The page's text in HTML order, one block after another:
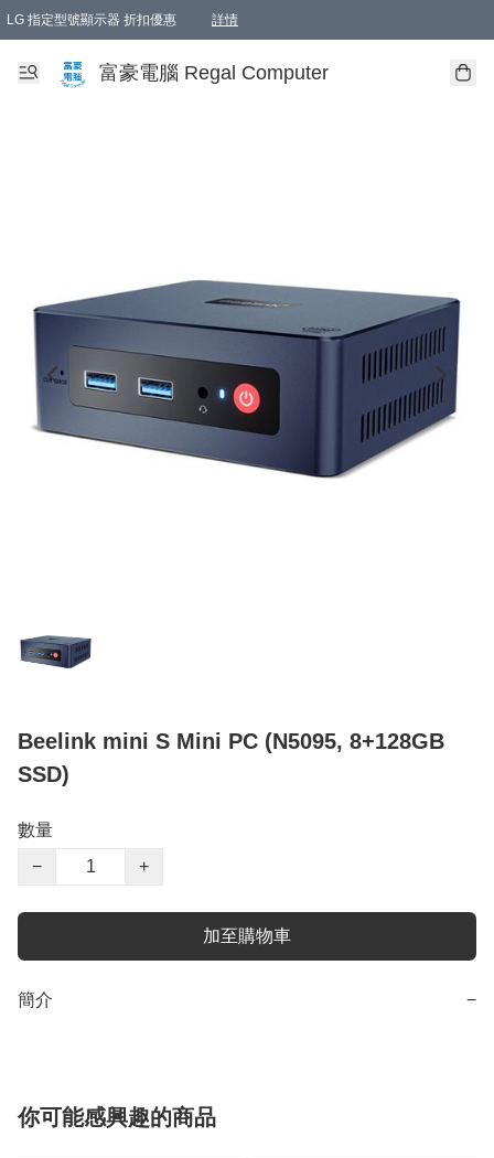
LG 指定型號顯示器 折扣優惠 詳情
富豪電腦 Regal Computer
Beelink mini S Mini PC (N5095, 8+128GB
SSD)
數量
−
+
加至購物車
簡介 −
你可能感興趣的商品